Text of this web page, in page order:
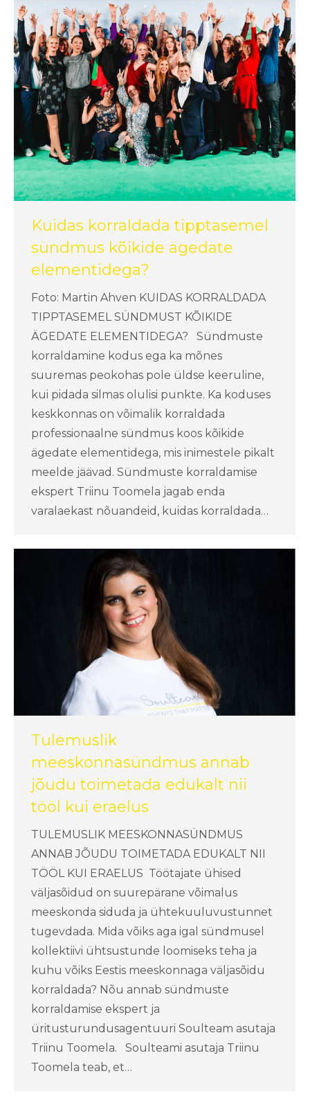
Kuidas korraldada tipptasemel
sündmus kõikide ägedate
elementidega?
Foto: Martin Ahven KUIDAS KORRALDADA
TIPPTASEMEL SÜNDMUST KÕIKIDE
ÄGEDATE ELEMENTIDEGA? Sündmuste
korraldamine kodus ega ka mõnes
suuremas peokohas pole üldse keeruline,
kui pidada silmas olulisi punkte. Ka koduses
keskkonnas on võimalik korraldada
professionaalne sündmus koos kõikide
ägedate elementidega, mis inimestele pikalt
meelde jäävad. Sündmuste korraldamise
ekspert Triinu Toomela jagab enda
varalaekast nõuandeid, kuidas korraldada…
Tulemuslik
meeskonnasündmus annab
jõudu toimetada edukalt nii
tööl kui eraelus
TULEMUSLIK MEESKONNASÜNDMUS
ANNAB JÕUDU TOIMETADA EDUKALT NII
TÖÖL KUI ERAELUS Töötajate ühised
väljasõidud on suurepärane võimalus
meeskonda siduda ja ühtekuuluvustunnet
tugevdada. Mida võiks aga igal sündmusel
kollektiivi ühtsustunde loomiseks teha ja
kuhu võiks Eestis meeskonnaga väljasõidu
korraldada? Nõu annab sündmuste
korraldamise ekspert ja
üritusturundusagentuuri Soulteam asutaja
Triinu Toomela. Soulteami asutaja Triinu
Toomela teab, et…